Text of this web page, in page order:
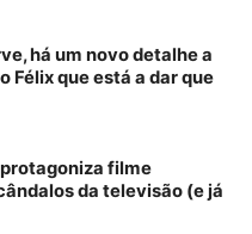
há um novo detalhe a
Félix que está a dar que
filme
da televisão (e já